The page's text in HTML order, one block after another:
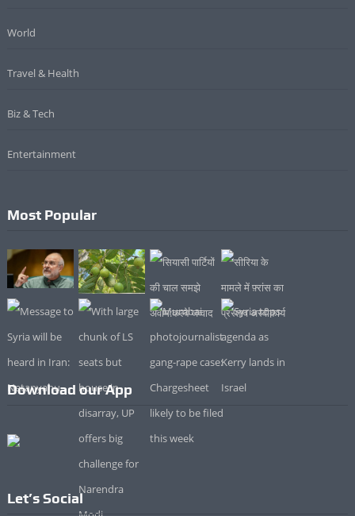
World
Travel & Health
Biz & Tech
Entertainment
Most Popular
Download our App
Let’s Social